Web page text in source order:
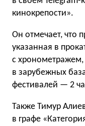
кинокрепости».
Он отмечает, что
указанная в
с
в зарубежных
фестивалей — 2
Также Тимур
в графе